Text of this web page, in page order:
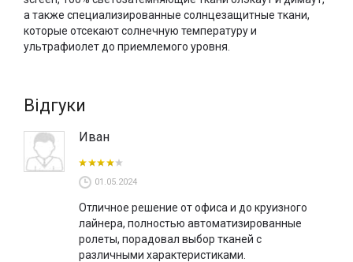
противоударного термопластика и предлагаются в
нескольких цветовых решениях.
Купить электрические рулонные шторы в Киеве можно в
интернет-магазине и оформить доставку по всей Украине.
а также специализированные солнцезащитные ткани,
которые отсекают солнечную температуру и
ультрафиолет до приемлемого уровня.
Відгуки
Иван
01.05.2024
Отличное решение от офиса и до круизного
лайнера, полностью автоматизированные
ролеты, порадовал выбор тканей с
различными характеристиками.